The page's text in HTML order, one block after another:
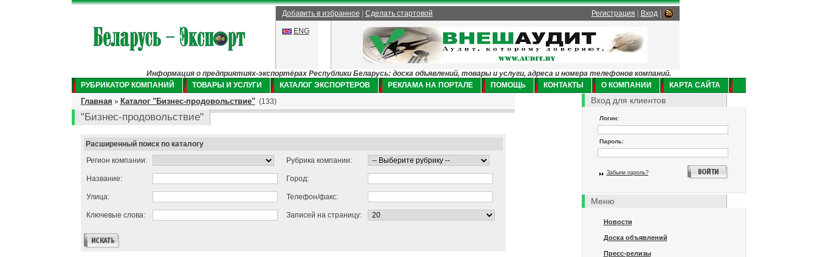
Регистрация Вход|
Добавить в избранное Сделать стартовой
ENG
Информация о предприятиях-экспортёрах Республики Беларусь: доска объявлений, товары и услуги, адреса и номера телефонов компаний.
РУБРИКАТОР КОМПАНИЙ
ТОВАРЫ И УСЛУГИ КАТАЛОГ ЭКСПОРТЕРОВ РЕКЛАМА НА ПОРТАЛЕ ПОМОЩЬ КОНТАКТЫ О КОМПАНИИ КАРТА САЙТА
Вход для клиентов
Логин:
Пароль:
Забыли пароль?
Меню
Новости
Доска объявлений
Пресс-релизы
Главная » Каталог "Бизнес-продовольствие"(133)
"Бизнес-продовольствие"
Расширенный поиск по каталогу
Регион компании:
Рубрика компании:
Название: Город:
Улица: Телефон/факс:
Ключевые слова: Записей на страницу: